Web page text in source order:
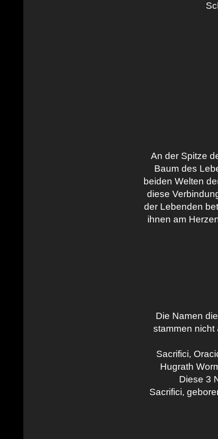
An der Spitze
Baum des
beiden Welten
diese
der Lebenden
ihnen am
Die Namen
stammen nicht
Sacrifici,
Hugrath
Diese 3
Sacrifici,